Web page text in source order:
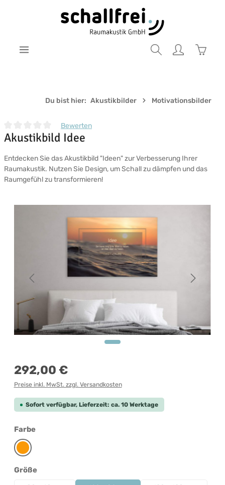
Zum Hauptinhalt springen
Du bist hier: Akustikbilder Motivationsbilder
Durchschnittliche Bewertung von 0 von 5 Sternen
Bewerten
Akustikbild Idee
Entdecken Sie das Akustikbild "Ideen" zur Verbesserung Ihrer
Raumakustik. Nutzen Sie Design, um Schall zu dämpfen und das
Raumgefühl zu transformieren!
Regulärer Preis:
292,00 €
Preise inkl. MwSt. zzgl. Versandkosten
Sofort verfügbar, Lieferzeit: ca. 10 Werktage
Farbeauswählen
Orange
Größeauswählen